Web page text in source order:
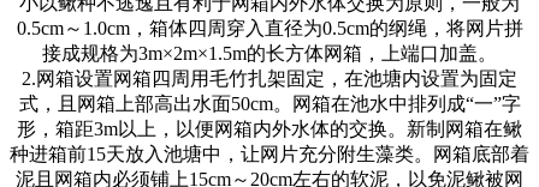
0.5cm～ 1.0cm，箱体四周穿入直径为0.5cm的纲绳，将网片拼
接成规格为3m×2m×1.5m的长方体网箱，上端口加盖。
2.网箱设置网箱四周用毛竹扎架固定，在池塘内设置为固定
式，且网箱上部高出水面50cm。网箱在池水中排列成“一”字
形，箱距3m以上，以便网箱内外水体的交换。新制网箱在鳅
种进箱前15天放入池塘中，让网片充分附生藻类。网箱底部着
泥且网箱内必须铺上15cm～ 20cm左右的软泥，以免泥鳅被网